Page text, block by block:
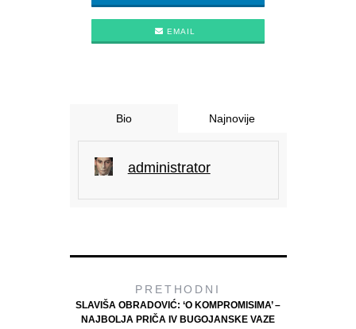
EMAIL
Bio Najnovije
administrator
PRETHODNI
SLAVIŠA OBRADOVIĆ: ‘O KOMPROMISIMA’ –
NAJBOLJA PRIČA IV BUGOJANSKE VAZE